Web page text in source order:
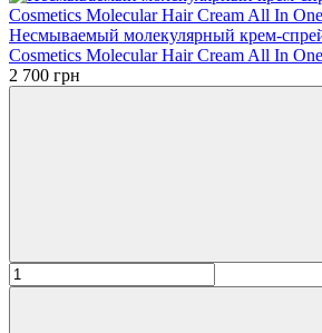
Несмываемый молекулярный крем-
Cosmetics Molecular Hair Cream All In
2 700 грн